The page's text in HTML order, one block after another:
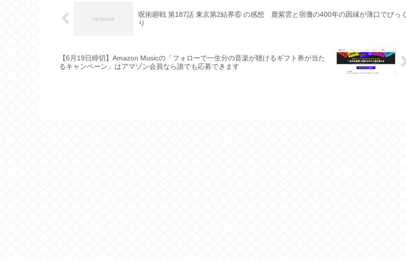
呪術廻戦 第187話 東京第2結界⑥ の感想 鹿紫雲と宿儺の400年の因縁が薄口でびっく
り
【6月19日締切】Amazon Musicの「フォローで一生分の音楽が聴けるギフト券が当た
るキャンペーン」はアマゾン会員なら誰でも応募できます